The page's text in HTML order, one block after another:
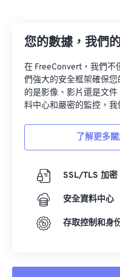
您的數據，我們
在 FreeConvert，我們不
們強大的安全框架確保
的是影像、影片還是文
料中心和嚴密的監控，我
了解更多
SSL/TLS 加密
安全資料中心
存取控制和身